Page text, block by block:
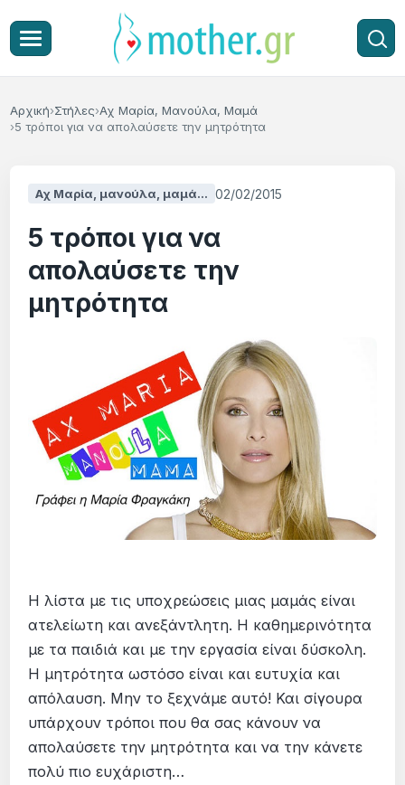
Αρχική Στήλες Αχ Μαρία, Μανούλα, Μαμά
5 τρόποι για να απολαύσετε την μητρότητα
Αχ Μαρία, μανούλα, μαμά... 02/02/2015
5 τρόποι για να
απολαύσετε την
μητρότητα
Η λίστα με τις υποχρεώσεις μιας μαμάς είναι
ατελείωτη και ανεξάντλητη. Η καθημερινότητα
με τα παιδιά και με την εργασία είναι δύσκολη.
Η μητρότητα ωστόσο είναι και ευτυχία και
απόλαυση. Μην το ξεχνάμε αυτό! Και σίγουρα
υπάρχουν τρόποι που θα σας κάνουν να
απολαύσετε την μητρότητα και να την κάνετε
πολύ πιο ευχάριστη…